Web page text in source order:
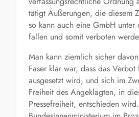
tätigt Äußerungen, die diesem
so kann auch eine GmbH unter
fallen und somit verboten
Man kann ziemlich sicher
Faser klar war, dass das
ausgesetzt wird, und sich im
Freiheit des Angeklagten, in
Pressefreiheit, entschieden